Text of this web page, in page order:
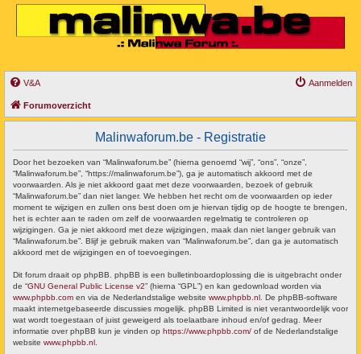
V&A Aanmelden
Forumoverzicht
Malinwaforum.be - Registratie
Door het bezoeken van “Malinwaforum.be” (hierna genoemd “wij”, “ons”, “onze”,
“Malinwaforum.be”, “https://malinwaforum.be”), ga je automatisch akkoord met de
voorwaarden. Als je niet akkoord gaat met deze voorwaarden, bezoek of gebruik
“Malinwaforum.be” dan niet langer. We hebben het recht om de voorwaarden op ieder
moment te wijzigen en zullen ons best doen om je hiervan tijdig op de hoogte te brengen,
het is echter aan te raden om zelf de voorwaarden regelmatig te controleren op
wijzigingen. Ga je niet akkoord met deze wijzigingen, maak dan niet langer gebruik van
“Malinwaforum.be”. Blijf je gebruik maken van “Malinwaforum.be”, dan ga je automatisch
akkoord met de wijzigingen en of toevoegingen.
Dit forum draait op phpBB. phpBB is een bulletinboardoplossing die is uitgebracht onder
de “GNU General Public License v2” (hierna “GPL”) en kan gedownload worden via
www.phpbb.com en via de Nederlandstalige website www.phpbb.nl . De phpBB-software
maakt internetgebaseerde discussies mogelijk. phpBB Limited is niet verantwoordelijk voor
wat wordt toegestaan of juist geweigerd als toelaatbare inhoud en/of gedrag. Meer
informatie over phpBB kun je vinden op https://www.phpbb.com/ of de Nederlandstalige
website www.phpbb.nl